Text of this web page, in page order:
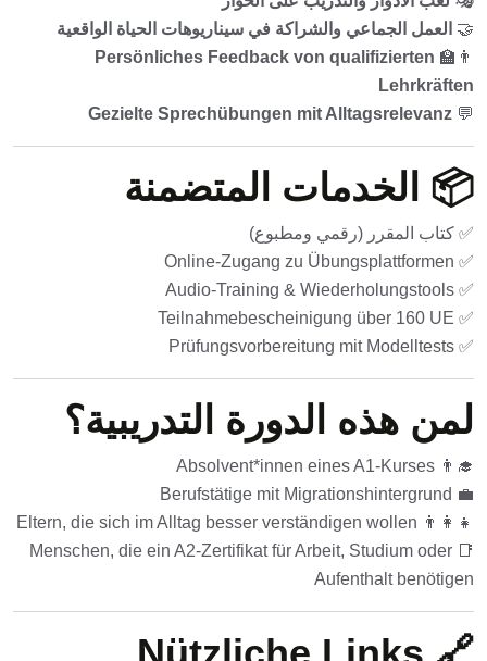
🤝 العمل الجماعي والشراكة في سيناريوهات الحياة الواقعية
👨‍🏫
Persönliches Feedback von qualifizierten
Lehrkräften
💬
Gezielte Sprechübungen mit Alltagsrelevanz
📦 الخدمات المتضمنة
✅ كتاب المقرر (رقمي ومطبوع)
✅ Online-Zugang zu Übungsplattformen
✅ Audio-Training & Wiederholungstools
✅ Teilnahmebescheinigung über 160 UE
✅ Prüfungsvorbereitung mit Modelltests
لمن هذه الدورة التدريبية؟
👨‍🎓 Absolvent*innen eines A1-Kurses
💼 Berufstätige mit Migrationshintergrund
👨‍👩‍👧 Eltern, die sich im Alltag besser verständigen wollen
📑 Menschen, die ein A2-Zertifikat für Arbeit, Studium oder
Aufenthalt benötigen